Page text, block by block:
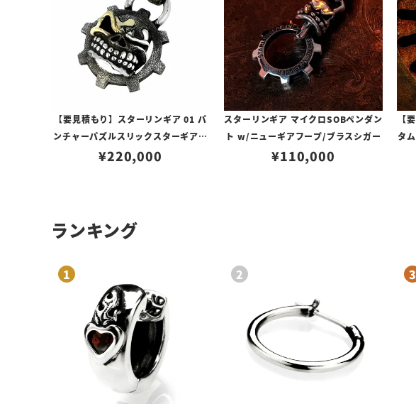
【要見積もり】スターリンギア 01 パ
ンチャーパズルスリックスターギアフ
ェイスペンダント w/1ポイントブラス
¥220,000
スターリンギア マイクロSOBペンダン
ト w/ニューギアフープ/ブラスシガー
¥110,000
【
タ
s
ランキング